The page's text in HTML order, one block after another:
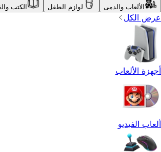
الألعاب والدمى لوازم الطفل الكتب
عرض الكل
أجهزة الألعاب
ألعاب الفيديو